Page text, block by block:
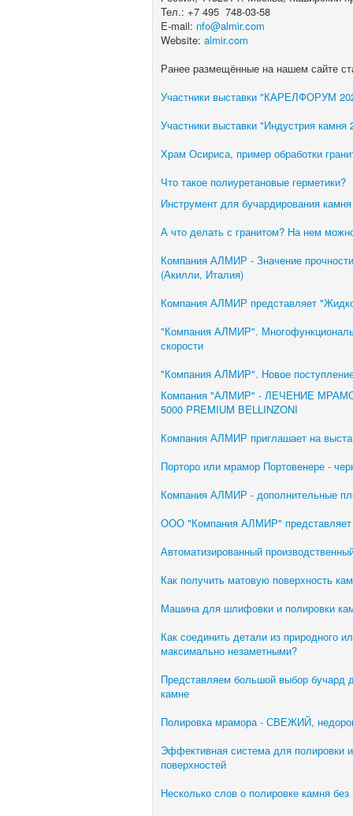
Тел.: +7 495 748-03-58
E-mail: nfo@almir.com
Website:almir.com
Ранее размещённые на нашем сайте
Участники выставки "КАРЕЛФОРУМ
Участники выставки "Индустрия
Храм Осириса, пример обработки
Что такое полиуретановые герметики?
Инструмент для бучардирования камня
А что делать с гранитом? На нем
Компания АЛМИР - Значение
(Акилли, Италия)
Компания АЛМИР представляет
"Компания АЛМИР".
скорости
"Компания АЛМИР". Новое
Компания "АЛМИР" - ЛЕЧЕНИЕ
5000 PREMIUM BELLINZONI
Компания АЛМИР приглашает на
Порторо или мрамор Портовенере -
Компания АЛМИР - дополнительные
ООО "Компания АЛМИР" представляет
Автоматизированный
Как получить матовую поверхность
Машина для шлифовки и полировки
Как соединить детали из природного
максимально незаметными?
Представляем большой выбор бучард
камне
Полировка мрамора - СВЕЖИЙ,
Эффективная система для полировки
поверхностей
Несколько слов о полировке камня